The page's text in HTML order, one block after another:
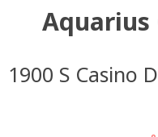
Aquarius
1900 S Casino